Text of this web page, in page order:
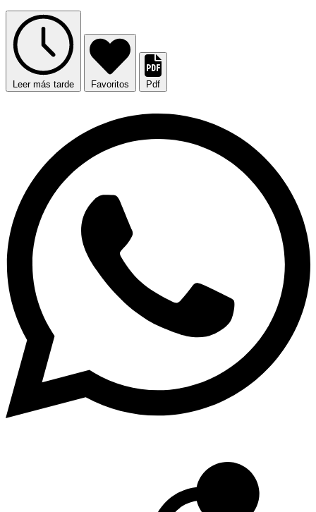
Leer más tarde Favoritos Pdf